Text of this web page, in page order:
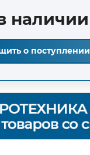
наличии
о поступлении